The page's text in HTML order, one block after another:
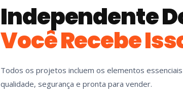
Independente
Você Recebe
Todos os projetos incluem os elementos
qualidade, segurança e pronta para vender.